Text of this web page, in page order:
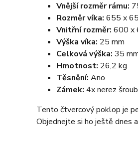
Vnější rozměr rámu:
Rozměr víka: 655 x
Vnitřní rozměr: 600 x
Výška víka: 25 mm
Celková výška: 35
Hmotnost: 26,2 kg
Těsnění: Ano
Zámek: 4x nerez šroub
Tento čtvercový poklop je
Objednejte si ho ještě dnes